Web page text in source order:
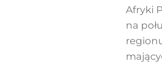
Afryki
na